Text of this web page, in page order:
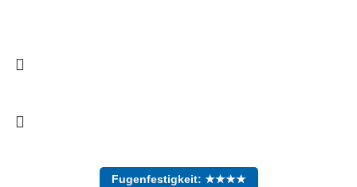
Fugenfestigkeit: ★★★★